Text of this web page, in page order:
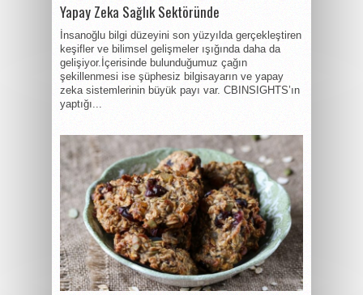
Yapay Zeka Sağlık Sektöründe
İnsanoğlu bilgi düzeyini son yüzyılda gerçekleştiren
keşifler ve bilimsel gelişmeler ışığında daha da
gelişiyor.İçerisinde bulunduğumuz çağın
şekillenmesi ise şüphesiz bilgisayarın ve yapay
zeka sistemlerinin büyük payı var. CBINSIGHTS’ın
yaptığı...